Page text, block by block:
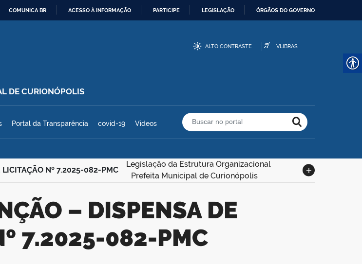
COMUNICA BR ACESSO À INFORMAÇÃO PARTICIPE LEGISLAÇÃO ÓRGÃOS DO GOVERNO
DE CURIONÓPOLIS
ALTO CONTRASTE VLIBRAS
Portal da Transparência covid-19 Videos Buscar no portal
LICITAÇÃO Nº 7.2025-082-PMC
Legislação da Estrutura Organizacional
Prefeita Municipal de Curionópolis
7.2025-082-PMC